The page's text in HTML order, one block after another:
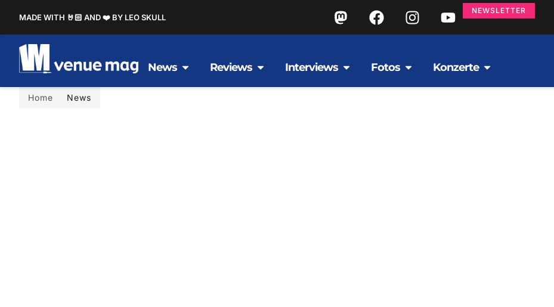
MADE WITH 🤘🏻 AND ❤️ BY LEO SKULL
NEWSLETTER
News Reviews Interviews Fotos Konzerte
Home News